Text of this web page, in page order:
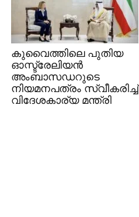
കുവൈത്തിലെ പുതിയ
ഓസ്ട്രേലിയൻ
അംബാസഡറുടെ
നിയമനപത്രം സ്വീകരിച്ച്
വിദേശകാര്യ മന്ത്രി